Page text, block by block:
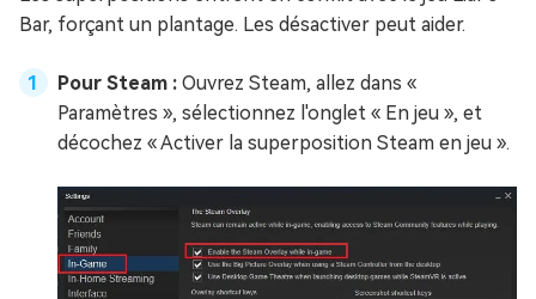
Bar, forçant un plantage. Les désactiver peut aider.
Pour Steam : Ouvrez Steam, allez dans «
Paramètres », sélectionnez l'onglet « En jeu », et
décochez « Activer la superposition Steam en jeu ».